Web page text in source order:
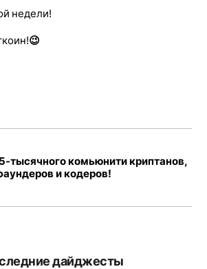
недели!
😉
тысячного комьюнити криптанов,
и кодеров!
дайджесты